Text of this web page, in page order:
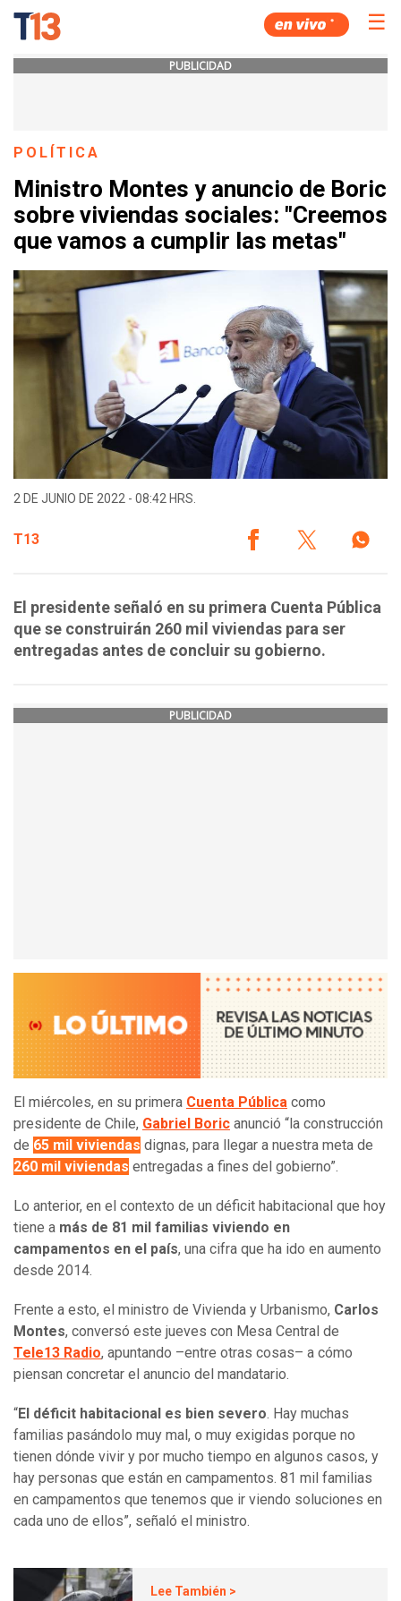
☰
PUBLICIDAD
POLÍTICA
Ministro Montes y anuncio de Boric
sobre viviendas sociales: "Creemos
que vamos a cumplir las metas"
2 DE JUNIO DE 2022 - 08:42 HRS.
T13
El presidente señaló en su primera Cuenta Pública
que se construirán 260 mil viviendas para ser
entregadas antes de concluir su gobierno.
PUBLICIDAD
El miércoles, en su primera Cuenta Pública como
presidente de Chile, Gabriel Boric anunció “la construcción
de 65 mil viviendas dignas, para llegar a nuestra meta de
260 mil viviendas entregadas a fines del gobierno”.
Lo anterior, en el contexto de un déficit habitacional que hoy
tiene a más de 81 mil familias viviendo en
campamentos en el país, una cifra que ha ido en aumento
desde 2014.
Frente a esto, el ministro de Vivienda y Urbanismo, Carlos
Montes, conversó este jueves con Mesa Central de
Tele13 Radio, apuntando –entre otras cosas– a cómo
piensan concretar el anuncio del mandatario.
“El déficit habitacional es bien severo. Hay muchas
familias pasándolo muy mal, o muy exigidas porque no
tienen dónde vivir y por mucho tiempo en algunos casos, y
hay personas que están en campamentos. 81 mil familias
en campamentos que tenemos que ir viendo soluciones en
cada uno de ellos”, señaló el ministro.
Lee También >